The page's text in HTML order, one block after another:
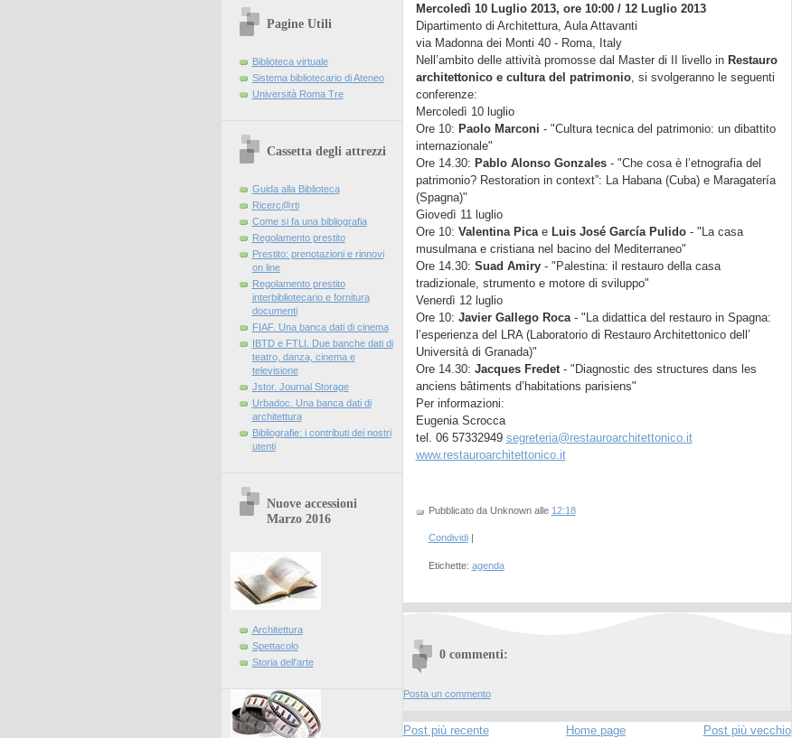
Pagine Utili
Biblioteca virtuale
Sistema bibliotecario di Ateneo
Università Roma Tre
Cassetta degli attrezzi
Guida alla Biblioteca
Ricerc@rti
Come si fa una bibliografia
Regolamento prestito
Prestito: prenotazioni e rinnovi
on line
Regolamento prestito
interbibliotecario e fornitura
documenti
FIAF. Una banca dati di cinema
IBTD e FTLI. Due banche dati di
teatro, danza, cinema e
televisione
Jstor. Journal Storage
Urbadoc. Una banca dati di
architettura
Bibliografie: i contributi dei nostri
utenti
Nuove accessioni
Marzo 2016
Architettura
Spettacolo
Storia dell'arte
Mercoledì 10 Luglio 2013, ore 10:00 / 12 Luglio 2013
Dipartimento di Architettura, Aula Attavanti
via Madonna dei Monti 40 - Roma, Italy
Nell’ambito delle attività promosse dal Master di II livello in Restauro
architettonico e cultura del patrimonio, si svolgeranno le seguenti
conferenze:
Mercoledì 10 luglio
Ore 10: Paolo Marconi - "Cultura tecnica del patrimonio: un dibattito
internazionale"
Ore 14.30: Pablo Alonso Gonzales - "Che cosa è l’etnografia del
patrimonio? Restoration in context”: La Habana (Cuba) e Maragatería
(Spagna)"
Giovedì 11 luglio
Ore 10: Valentina Pica e Luis José García Pulido - "La casa
musulmana e cristiana nel bacino del Mediterraneo"
Ore 14.30: Suad Amiry - "Palestina: il restauro della casa
tradizionale, strumento e motore di sviluppo"
Venerdì 12 luglio
Ore 10: Javier Gallego Roca - "La didattica del restauro in Spagna:
l’esperienza del LRA (Laboratorio di Restauro Architettonico dell’
Università di Granada)"
Ore 14.30: Jacques Fredet - "Diagnostic des structures dans les
anciens bâtiments d’habitations parisiens"
Per informazioni:
Eugenia Scrocca
tel. 06 57332949 segreteria@restauroarchitettonico.it
www.restauroarchitettonico.it
Pubblicato da Unknown alle 12:18
Condividi
Etichette: agenda
0 commenti:
Posta un commento
Post più recente Post più vecchio
Home page